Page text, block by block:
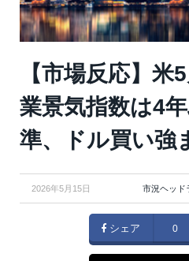
【市場反応】米
業景気指数は4
準、ドル買い強
2026年5月15日 市況ヘッド
シェア 0